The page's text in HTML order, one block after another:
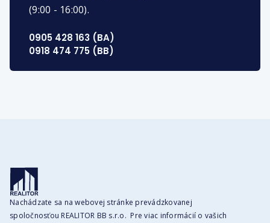
(9:00 - 16:00).
0905 428 163 (BA)
0918 474 775 (BB)
Nachádzate sa na webovej stránke prevádzkovanej
spoločnosťou REALITOR BB s.r.o. Pre viac informácií o vašich